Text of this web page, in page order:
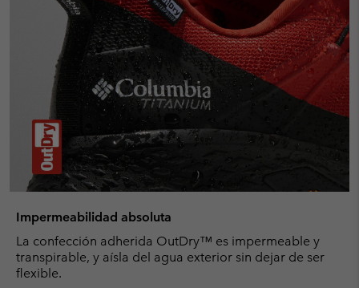
Impermeabilidad absoluta
La confección adherida OutDry™ es impermeable y
transpirable, y aísla del agua exterior sin dejar de ser
flexible.